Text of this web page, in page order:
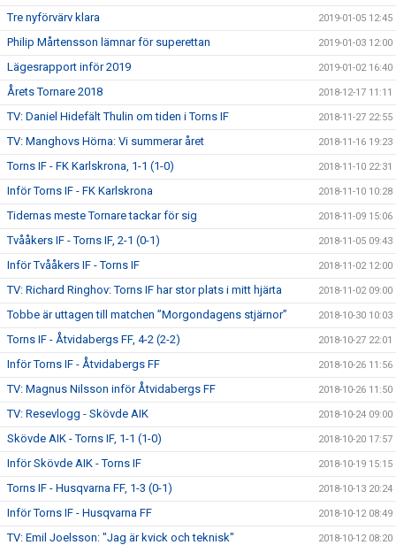
Tre nyförvärv klara 2019-01-05 12:45
Philip Mårtensson lämnar för superettan 2019-01-03 12:00
Lägesrapport inför 2019 2019-01-02 16:40
Årets Tornare 2018 2018-12-17 11:11
TV: Daniel Hidefält Thulin om tiden i Torns IF 2018-11-27 22:55
TV: Manghovs Hörna: Vi summerar året 2018-11-16 19:23
Torns IF - FK Karlskrona, 1-1 (1-0) 2018-11-10 22:31
Inför Torns IF - FK Karlskrona 2018-11-10 10:28
Tidernas meste Tornare tackar för sig 2018-11-09 15:06
Tvååkers IF - Torns IF, 2-1 (0-1) 2018-11-05 09:43
Inför Tvååkers IF - Torns IF 2018-11-02 12:00
TV: Richard Ringhov: Torns IF har stor plats i mitt hjärta 2018-11-02 09:00
Tobbe är uttagen till matchen ”Morgondagens stjärnor” 2018-10-30 10:03
Torns IF - Åtvidabergs FF, 4-2 (2-2) 2018-10-27 22:01
Inför Torns IF - Åtvidabergs FF 2018-10-26 11:56
TV: Magnus Nilsson inför Åtvidabergs FF 2018-10-26 11:50
TV: Resevlogg - Skövde AIK 2018-10-24 09:00
Skövde AIK - Torns IF, 1-1 (1-0) 2018-10-20 17:57
Inför Skövde AIK - Torns IF 2018-10-19 15:15
Torns IF - Husqvarna FF, 1-3 (0-1) 2018-10-13 20:24
Inför Torns IF - Husqvarna FF 2018-10-12 08:49
TV: Emil Joelsson: "Jag är kvick och teknisk" 2018-10-12 08:20